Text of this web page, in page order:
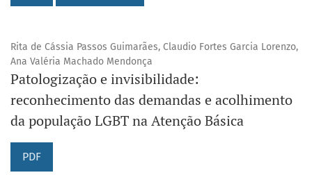
Rita de Cássia Passos Guimarães, Claudio Fortes Garcia Lorenzo,
Ana Valéria Machado Mendonça
Patologização e invisibilidade:
reconhecimento das demandas e acolhimento
da população LGBT na Atenção Básica
PDF